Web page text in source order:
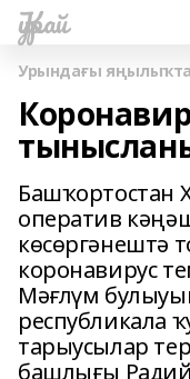
Ҡурай
Урындағы
Башҡортостан
оператив
көсөргәнештә
коронавирус
Мәғлүм
республикала
тарыусылар
башлығы